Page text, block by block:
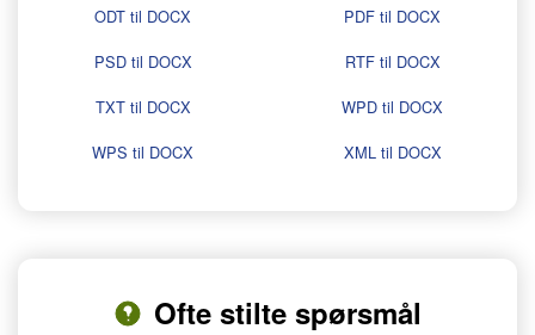
ODT til DOCX
PDF til DOCX
PSD til DOCX
RTF til DOCX
TXT til DOCX
WPD til DOCX
WPS til DOCX
XML til DOCX
Ofte stilte spørsmål